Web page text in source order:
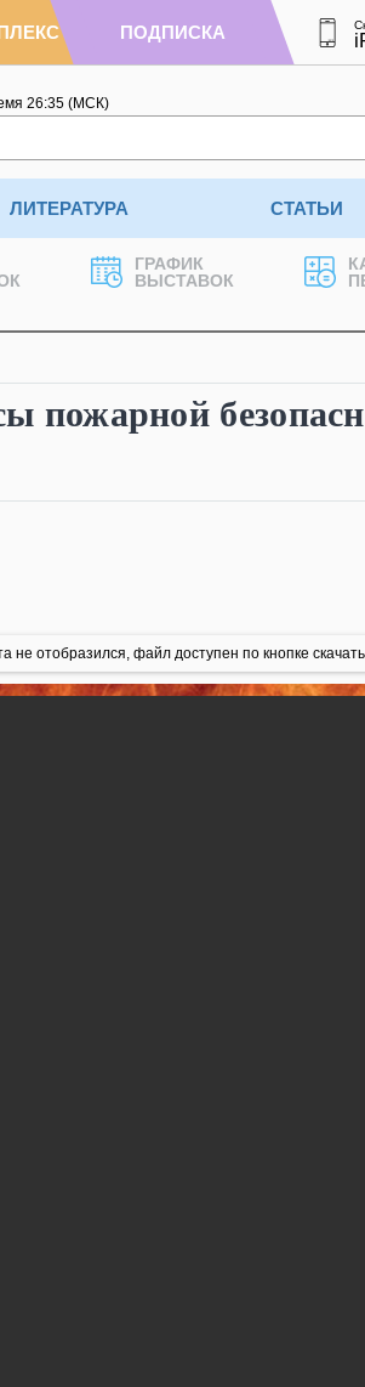
ПОДПИСКА
26:35 (МСК)
ЛИТЕРАТУРА СТАТЬИ
ГРАФИК
ВЫСТАВОК
пожарной
не отобразился, файл доступен по кнопке